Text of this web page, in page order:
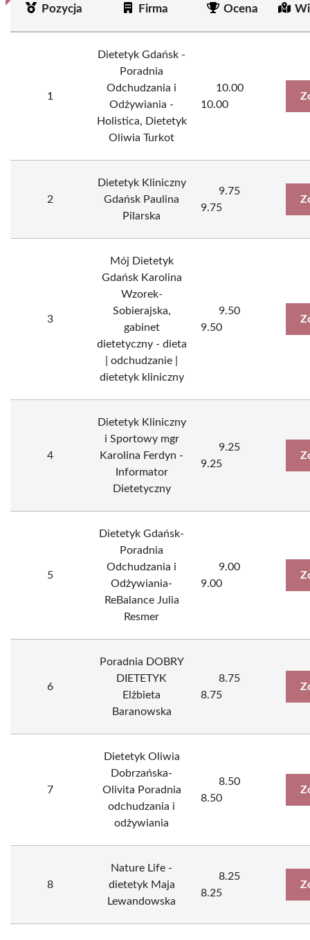
Pozycja Firma Ocena
1
Dietetyk Gdańsk -
Poradnia
Odchudzania i
Odżywiania -
Holistica, Dietetyk
Oliwia Turkot
10.00
10.00
2
Dietetyk Kliniczny
Gdańsk Paulina
Pilarska
9.75
9.75
3
Mój Dietetyk
Gdańsk Karolina
Wzorek-
Sobierajska,
gabinet
dietetyczny - dieta
| odchudzanie |
dietetyk kliniczny
9.50
9.50
4
Dietetyk Kliniczny
i Sportowy mgr
Karolina Ferdyn -
Informator
Dietetyczny
9.25
9.25
5
Dietetyk Gdańsk-
Poradnia
Odchudzania i
Odżywiania-
ReBalance Julia
Resmer
9.00
9.00
6
Poradnia DOBRY
DIETETYK
Elżbieta
Baranowska
8.75
8.75
7
Dietetyk Oliwia
Dobrzańska-
Olivita Poradnia
odchudzania i
odżywiania
8.50
8.50
8
Nature Life -
dietetyk Maja
Lewandowska
8.25
8.25